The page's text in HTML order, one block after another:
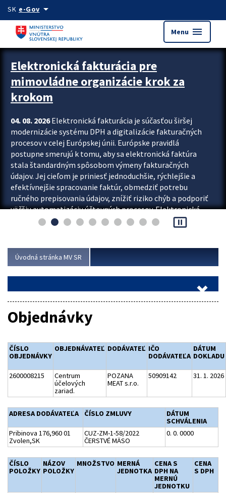
Preskocit na hlavný obsah
SK e-Govarrow_drop_down
Menu menu
Zastavit automatický posun upútavok
Elektronická fakturácia pre
mimovládne organizácie krok za
krokom
04. 08. 2026Elektronická fakturácia je súčasťou širšej
modernizácie systému DPH a digitalizácie fakturačných
procesov v celej Európskej únii. Európske pravidlá
postupne smerujú k tomu, aby sa elektronická faktúra
stala štandardným spôsobom výmeny fakturačných
údajov. Jej cieľom je priniesť jednoduchšie, rýchlejšie a
efektívnejšie spracovanie faktúr, obmedziť potrebu
ručného prepisovania údajov, znížiť riziko chýb a podporiť
väčšiu automatizáciu účtovných procesov. Elektronická
fakturácia preto nepredstavuje...
pause_presentation
Úvodná stránka MV SR
Objednávky
ČÍSLO
OBJEDNÁVKY
OBJEDNÁVATEĽ DODÁVATEĽ IČO
DODÁVATEĽA
DÁTUM
DOKLADU
2600008215
Centrum
účelových
zariad.
POZANA
MEAT s.r.o.
50909142 31. 1. 2026
ADRESA DODÁVATEĽA ČÍSLO ZMLUVY
DÁTUM
SCHVÁLENIA
Pribinova 176,960 01
Zvolen,SK
CUZ-ZM-1-58/2022
ČERSTVÉ MÄSO
0. 0. 0000
ČÍSLO
POLOŽKY
NÁZOV
POLOŽKY
MNOŽSTVO MERNÁ
JEDNOTKA
CENA S
DPH NA
MERNÚ
JEDNOTKU
CENA
S DPH